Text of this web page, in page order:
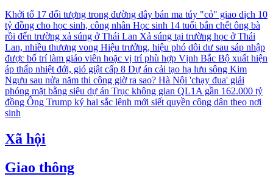
Khởi tố 17 đối tượng trong đường dây bán ma túy "cỏ" giao dịch 10
tỷ đồng cho học sinh, công nhân Học sinh 14 tuổi bắn chết ông bà
rồi đến trường xả súng ở Thái Lan Xả súng tại trường học ở Thái
Lan, nhiều thương vong Hiệu trưởng, hiệu phó dôi dư sau sáp nhập
được bố trí làm giáo viên hoặc vị trí phù hợp Vịnh Bắc Bộ xuất hiện
áp thấp nhiệt đới, gió giật cấp 8 Dự án cải tạo hạ lưu sông Kim
Ngưu sau nửa năm thi công giờ ra sao? Hà Nội 'chạy đua' giải
phóng mặt bằng siêu dự án Trục không gian QL1A gần 162.000 tỷ
đồng Ông Trump ký hai sắc lệnh mới siết quyền công dân theo nơi
sinh
Xã hội
Giao thông